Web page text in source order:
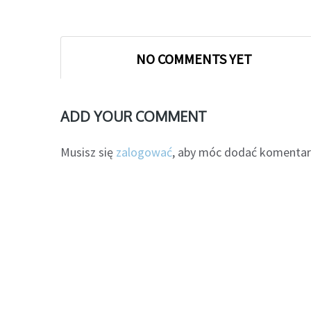
NO COMMENTS YET
ADD YOUR COMMENT
Musisz się zalogować, aby móc dodać